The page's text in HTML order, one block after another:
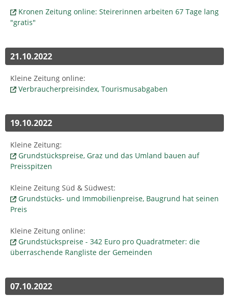
Kronen Zeitung online: Steirerinnen arbeiten 67 Tage lang
"gratis"
21.10.2022
Kleine Zeitung online:
Verbraucherpreisindex, Tourismusabgaben
19.10.2022
Kleine Zeitung:
Grundstückspreise, Graz und das Umland bauen auf
Preisspitzen
Kleine Zeitung Süd & Südwest:
Grundstücks- und Immobilienpreise, Baugrund hat seinen
Preis
Kleine Zeitung online:
Grundstückspreise - 342 Euro pro Quadratmeter: die
überraschende Rangliste der Gemeinden
07.10.2022